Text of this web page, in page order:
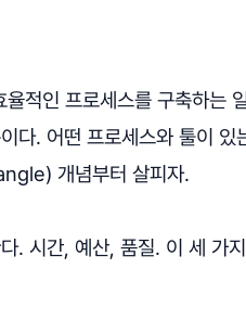
적인 프로세스를 구축하는
다. 어떤 프로세스와 툴이 있
개념부터 살피자.
. 시간, 예산, 품질. 이 세 가